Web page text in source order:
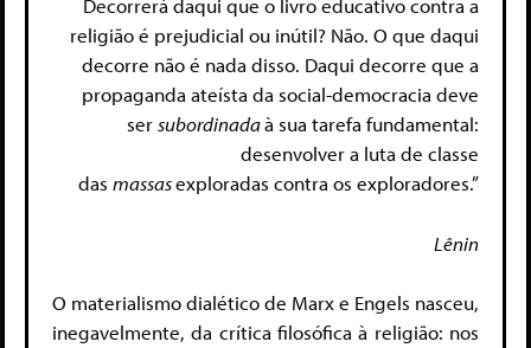
Decorrerá daqui que o livro educativo contra a
religião é prejudicial ou inútil? Não. O que daqui
decorre não é nada disso. Daqui decorre que a
propaganda ateísta da social-democracia deve
sersubordinadaà sua tarefa fundamental:
desenvolver a luta de classe
das massasexploradas contra os exploradores.”
Lênin
O materialismo dialético de Marx e Engels nasceu,
inegavelmente, da crítica filosófica à religião: nos